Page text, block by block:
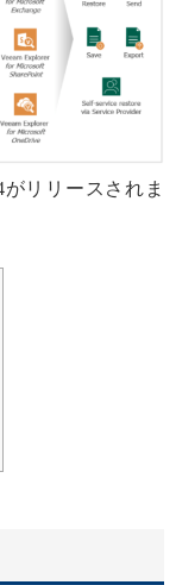
がリリースされま